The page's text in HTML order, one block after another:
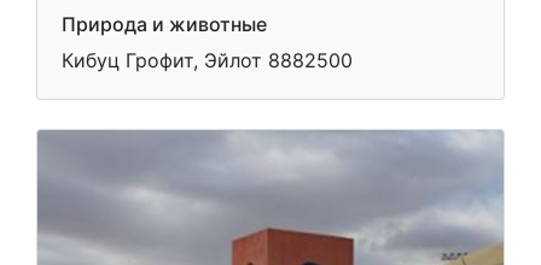
Природа и животные
Кибуц Грофит, Эйлот 8882500